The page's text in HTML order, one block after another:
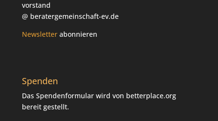
vorstand
@ beratergemeinschaft-ev.de
Newsletter abonnieren
Spenden
Das Spendenformular wird von betterplace.org
bereit gestellt.